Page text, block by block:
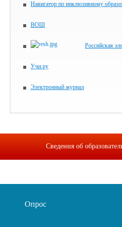
Навигатор по инклюзивному
ВОШ
Российская
Учи.ру
Электронный журнал
Сведения об
Опрос